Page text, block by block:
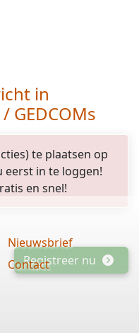
in
GEDCOMs
te plaatsen op
eerst in te loggen!
en snel!
Registreer nu
Nieuwsbrief
Contact